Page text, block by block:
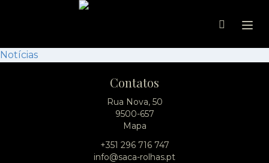
Notícias
Contatos
Rua Nova, 50
9500-657
Mapa
+351 296 716 747
info@saca-rolhas.pt